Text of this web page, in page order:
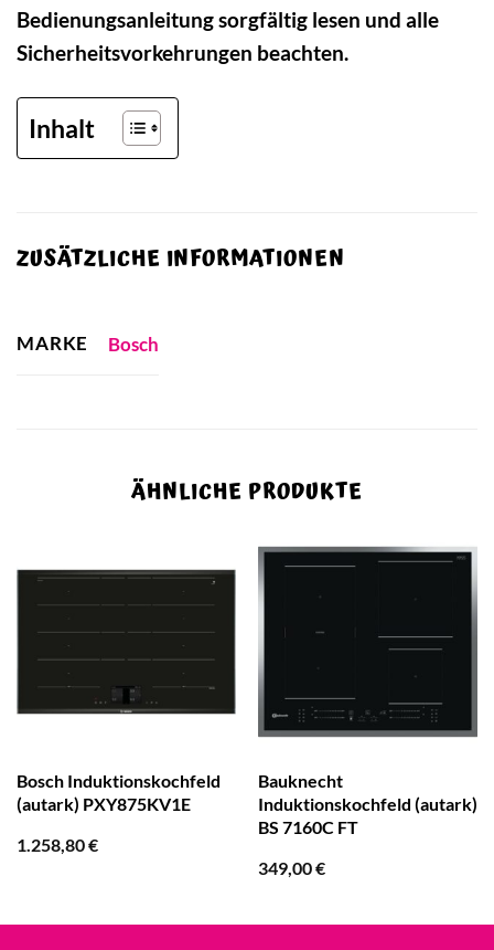
Bedienungsanleitung sorgfältig lesen und alle
Sicherheitsvorkehrungen beachten.
Inhalt
ZUSÄTZLICHE INFORMATIONEN
MARKE Bosch
ÄHNLICHE PRODUKTE
Bosch Induktionskochfeld
(autark) PXY875KV1E
1.258,80€
Bauknecht
Induktionskochfeld (autark)
BS 7160C FT
349,00€